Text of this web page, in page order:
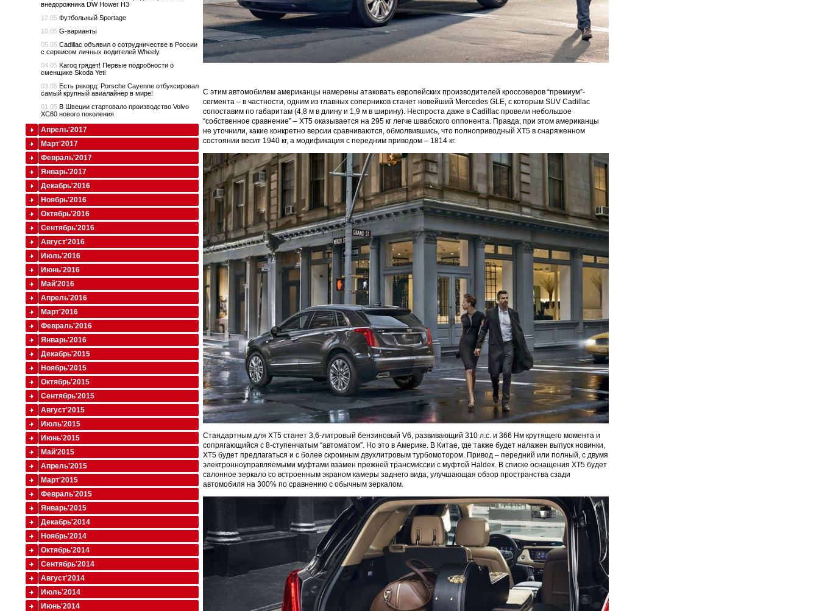
C этим автомобилем американцы намерены атаковать европейских производителей кроссоверов “премиум”-
сегмента – в частности, одним из главных соперников станет новейший Mercedes GLE, с которым SUV Cadillac
сопоставим по габаритам (4,8 м в длину и 1,9 м в ширину). Неспроста даже в Cadillac провели небольшое
“собственное сравнение” – XT5 оказывается на 295 кг легче швабского оппонента. Правда, при этом американцы
не уточнили, какие конкретно версии сравниваются, обмолвившись, что полноприводный XT5 в снаряженном
состоянии весит 1940 кг, а модификация с передним приводом – 1814 кг.
Стандартным для XT5 станет 3,6-литровый бензиновый V6, развивающий 310 л.с. и 366 Нм крутящего момента и
сопрягающийся с 8-ступенчатым “автоматом”. Но это в Америке. В Китае, где также будет налажен выпуск новинки,
XT5 будет предлагаться и с более скромным двухлитровым турбомотором. Привод – передний или полный, с двумя
электронноуправляемыми муфтами взамен прежней трансмиссии с муфтой Haldex. В списке оснащения XT5 будет
салонное зеркало со встроенным экраном камеры заднего вида, улучшающая обзор пространства сзади
автомобиля на 300% по сравнению с обычным зеркалом.
внедорожника DW Hower H3
12.05 Футбольный Sportage
10.05 G-варианты
05.05 Cadillac объявил о сотрудничестве в России
с сервисом личных водителей Wheely
04.05 Karoq грядет! Первые подробности о
сменщике Skoda Yeti
03.05 Есть рекорд: Porsche Cayenne отбуксировал
самый крупный авиалайнер в мире!
01.05 В Швеции стартовало производство Volvo
XC60 нового поколения
Апрель'2017
Март'2017
Февраль'2017
Январь'2017
Декабрь'2016
Ноябрь'2016
Октябрь'2016
Сентябрь'2016
Август'2016
Июль'2016
Июнь'2016
Май'2016
Апрель'2016
Март'2016
Февраль'2016
Январь'2016
Декабрь'2015
Ноябрь'2015
Октябрь'2015
Сентябрь'2015
Август'2015
Июль'2015
Июнь'2015
Май'2015
Апрель'2015
Март'2015
Февраль'2015
Январь'2015
Декабрь'2014
Ноябрь'2014
Октябрь'2014
Сентябрь'2014
Август'2014
Июль'2014
Июнь'2014